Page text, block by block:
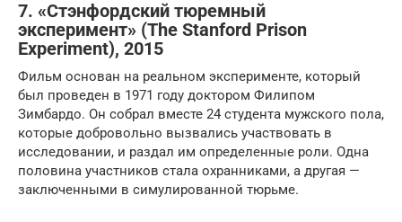
7. «Стэнфордский тюремный
эксперимент» (The Stanford Prison
Experiment), 2015
Фильм основан на реальном эксперименте, который
был проведен в 1971 году доктором Филипом
Зимбардо. Он собрал вместе 24 студента мужского пола,
которые добровольно вызвались участвовать в
исследовании, и раздал им определенные роли. Одна
половина участников стала охранниками, а другая —
заключенными в симулированной тюрьме.